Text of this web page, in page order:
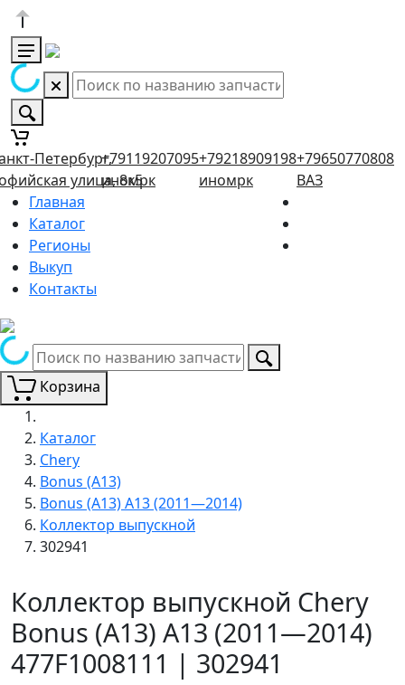
Петербург,
улица, 8к5
+79119207095
иномрк
+79218909198
иномрк
+79650770808
ВАЗ
Главная
Каталог
Регионы
Выкуп
Контакты
Корзина
Каталог
Chery
Bonus (A13)
Bonus (A13) A13 (2011—2014)
Коллектор выпускной
302941
Коллектор выпускной Chery
Bonus (A13) A13 (2011—2014)
477F1008111 | 302941